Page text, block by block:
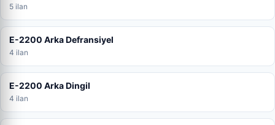
5 ilan
E-2200 Arka Defransiyel
4 ilan
E-2200 Arka Dingil
4 ilan